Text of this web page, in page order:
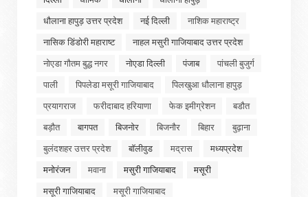
धौलाना हापुड़ उत्तर प्रदेश
नई दिल्ली
नाशिक महाराष्ट्र
नासिक डिंडोरी महाराष्ट
नाहल मसुरी गाजियाबाद उत्तर प्रदेश
नोएडा गौतम बुद्ध नगर
नोएडा दिल्ली पंजाब
पांचली बुजुर्ग
पाली
पिपलेडा मसूरी गाजियाबाद
पिलखुआ धौलाना हापुड़
प्रयागराज
फरीदाबाद हरियाणा फेक इमीग्रेशन
बडौत
बड़ौत
बागपत बिजनोर बिजनौर बिहार
बुढ़ाना
बुलंदशहर उत्तर प्रदेश
बॉलीवुड मद्रास
मध्यप्रदेश
मनोरंजन
मवाना मसुरी गाजियाबाद
मसूरी
मसूरी गाजियाबाद
मसूरी गाजियाबाद